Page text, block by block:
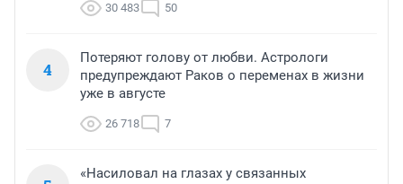
30 483 50
4
Потеряют голову от любви. Астрологи
предупреждают Раков о переменах в жизни
уже в августе
26 718 7
«Насиловал на глазах у связанных